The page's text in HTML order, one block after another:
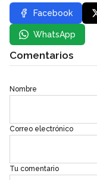
Facebook
WhatsApp
Comentarios
Nombre
Correo electrónico
Tu comentario